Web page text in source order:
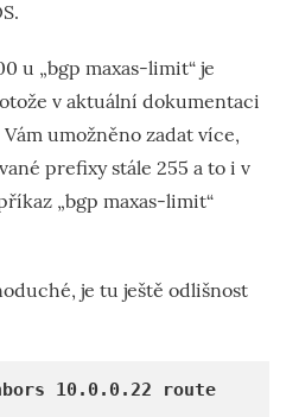
u „bgp maxas-limit“ je
v aktuální dokumentaci
umožněno zadat více,
prefixy stále 255 a to i v
„bgp maxas-limit“
je tu ještě odlišnost
10.0.0.22 route